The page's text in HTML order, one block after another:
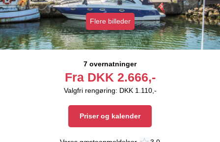
Flere billeder
7 overnatninger
Fra DKK 2.666,-
Valgfri rengøring: DKK 1.110,-
Priser og kalender